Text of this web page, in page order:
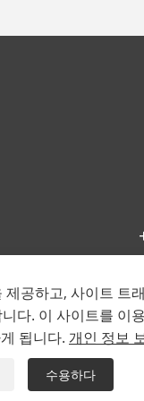
저작권 © 2022
공하고, 사이트 트
다. 이 사이트를 이
됩니다. 개인 정보
수용하다